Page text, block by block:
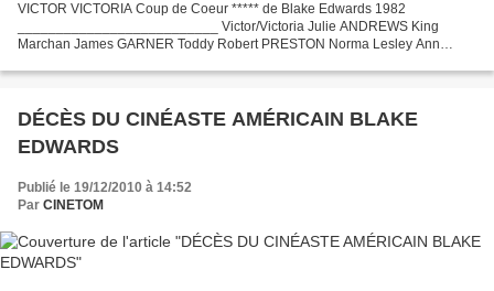
VICTOR VICTORIA Coup de Coeur ***** de Blake Edwards 1982
__________________________ Victor/Victoria Julie ANDREWS King
Marchan James GARNER Toddy Robert PRESTON Norma Lesley Ann
Blake EDWARDS...
DÉCÈS DU CINÉASTE AMÉRICAIN BLAKE
EDWARDS
Publié le 19/12/2010 à 14:52
Par CINETOM